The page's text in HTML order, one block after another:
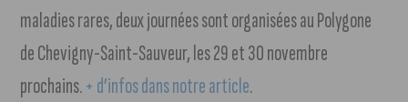
maladies rares, deux journées sont organisées au Polygone
de Chevigny-Saint-Sauveur, les 29 et 30 novembre
prochains.+ d’infos dans notre article.